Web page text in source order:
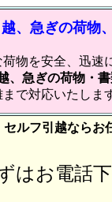
、急ぎの荷物
物を安全、迅速
、急ぎの荷物・
で対応いたしま
ルフ引越ならお
はお電話下